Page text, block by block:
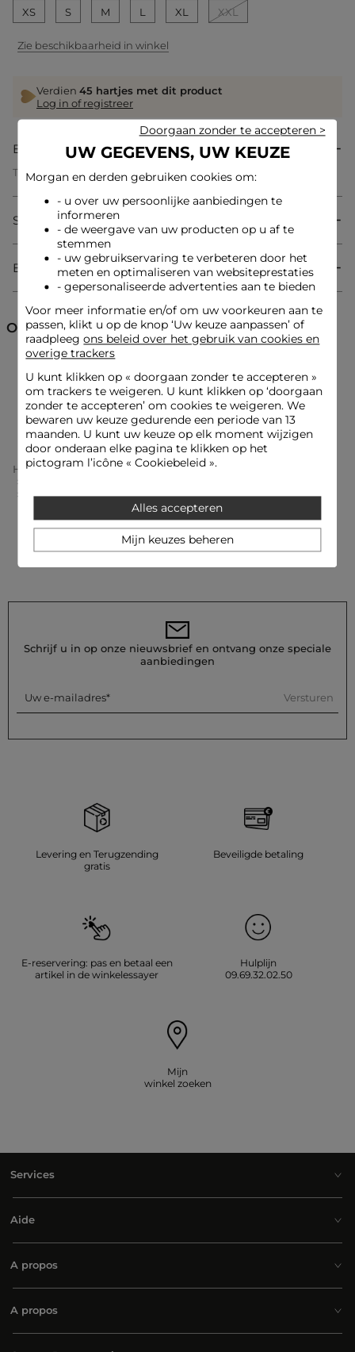
XS S M L XL XXL
Zie beschikbaarheid in winkel
Verdien 45 hartjes met dit product
Log in of registreer
Beschrijving
Trui met korte mouwen en polokraag
Getailleerde snit
Polokraag
Korte mouwen
Fijn gebreid
Ribbreiwerk
Sierknopen bij de buste
Het model is 1m75 lang en draagt maat S/36
Maatadvies: kies uw gebruikelijke maat
Referentie: 32536300972891132 241-MTOI
Categorie :Truien met korte mouwen vrouw
Kleur :Truien met korte mouwen vrouw wit
Samenstelling & onderhoud
Bezorging & Retourzending
Ontdek ook
Truien Truien V-hals
Truien met korte mouwen
Home Kleding Vrouw
Truien Femme
Trui Met Korte Mouwen En Polokraag Helder Wit Vrouw
Schrijf u in op onze nieuwsbrief en ontvang onze speciale
aanbiedingen
Uw e-mailadres Versturen
Levering en Terugzending
gratis
Beveiligde betaling
E-reservering: pas en betaal een
artikel in de winkelessayer
Hulplijn
09.69.32.02.50
Mijn
winkel zoeken
Services
Aide
A propos
A propos
UW GEGEVENS, UW KEUZE
Morgan en derden gebruiken cookies om:
- u over uw persoonlijke aanbiedingen te
informeren
- de weergave van uw producten op u af te
stemmen
- uw gebruikservaring te verbeteren door het
meten en optimaliseren van websiteprestaties
- gepersonaliseerde advertenties aan te bieden
Voor meer informatie en/of om uw voorkeuren aan te
passen, klikt u op de knop ‘Uw keuze aanpassen’ of
raadpleegons beleid over het gebruik van cookies en
overige trackers
U kunt klikken op « doorgaan zonder te accepteren»
om trackers te weigeren. U kunt klikken op ‘doorgaan
zonder te accepteren’ om cookies te weigeren. We
bewaren uw keuze gedurende een periode van 13
maanden. U kunt uw keuze op elk moment wijzigen
door onderaan elke pagina te klikken op het
pictogram l’icône « Cookiebeleid ».
Alles accepteren
Doorgaan zonder te accepteren >
Mijn keuzes beheren